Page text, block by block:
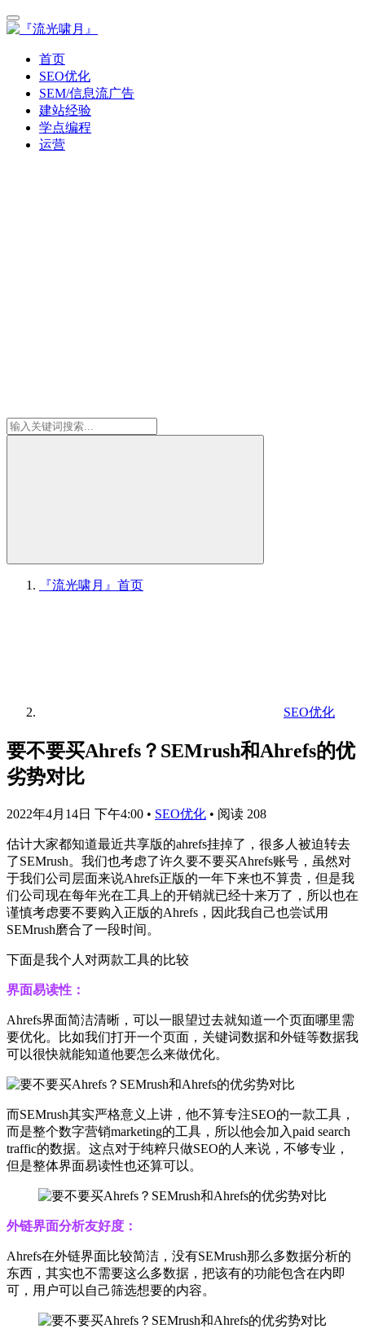
首页
SEO优化
SEM/信息流广告
建站经验
学点编程
运营
『流光啸月』 首页
SEO优化
要不要买Ahrefs？SEMrush和Ahrefs的优
劣势对比
2022年4月14日 下午4:00 • SEO优化 • 阅读 208
估计大家都知道最近共享版的ahrefs挂掉了，很多人被迫转去
了SEMrush。我们也考虑了许久要不要买Ahrefs账号，虽然对
于我们公司层面来说Ahrefs正版的一年下来也不算贵，但是我
们公司现在每年光在工具上的开销就已经十来万了，所以也在
谨慎考虑要不要购入正版的Ahrefs，因此我自己也尝试用
SEMrush磨合了一段时间。
下面是我个人对两款工具的比较
界面易读性：
Ahrefs界面简洁清晰，可以一眼望过去就知道一个页面哪里需
要优化。比如我们打开一个页面，关键词数据和外链等数据我
可以很快就能知道他要怎么来做优化。
而SEMrush其实严格意义上讲，他不算专注SEO的一款工具，
而是整个数字营销marketing的工具，所以他会加入paid search
traffic的数据。这点对于纯粹只做SEO的人来说，不够专业，
但是整体界面易读性也还算可以。
外链界面分析友好度：
Ahrefs在外链界面比较简洁，没有SEMrush那么多数据分析的
东西，其实也不需要这么多数据，把该有的功能包含在内即
可，用户可以自己筛选想要的内容。